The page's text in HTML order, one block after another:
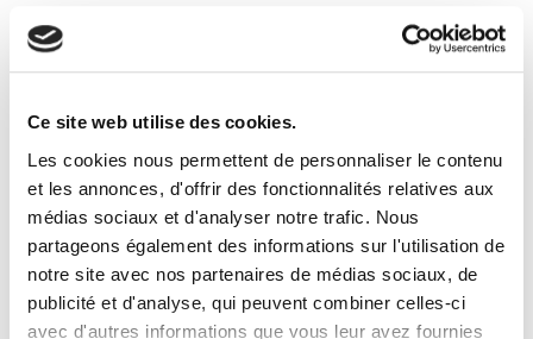
Ce site web utilise des cookies.
Les cookies nous permettent de personnaliser le contenu
et les annonces, d'offrir des fonctionnalités relatives aux
médias sociaux et d'analyser notre trafic. Nous
partageons également des informations sur l'utilisation de
notre site avec nos partenaires de médias sociaux, de
publicité et d'analyse, qui peuvent combiner celles-ci
avec d'autres informations que vous leur avez fournies
laphotoprod@gmail.com
Tel: 0609853333
Horaires et disponibilités téléphoniques:
du lundi au samedi
de 9h à 19h
Disponibilités horaires en prestation:
24/24 7j/7j
Studio:
Sur rendez-vous uniquement